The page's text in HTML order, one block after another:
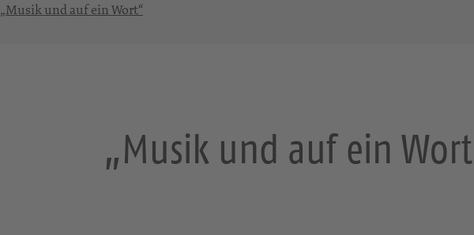
„Musik und auf ein Wort“
„Musik und auf ein